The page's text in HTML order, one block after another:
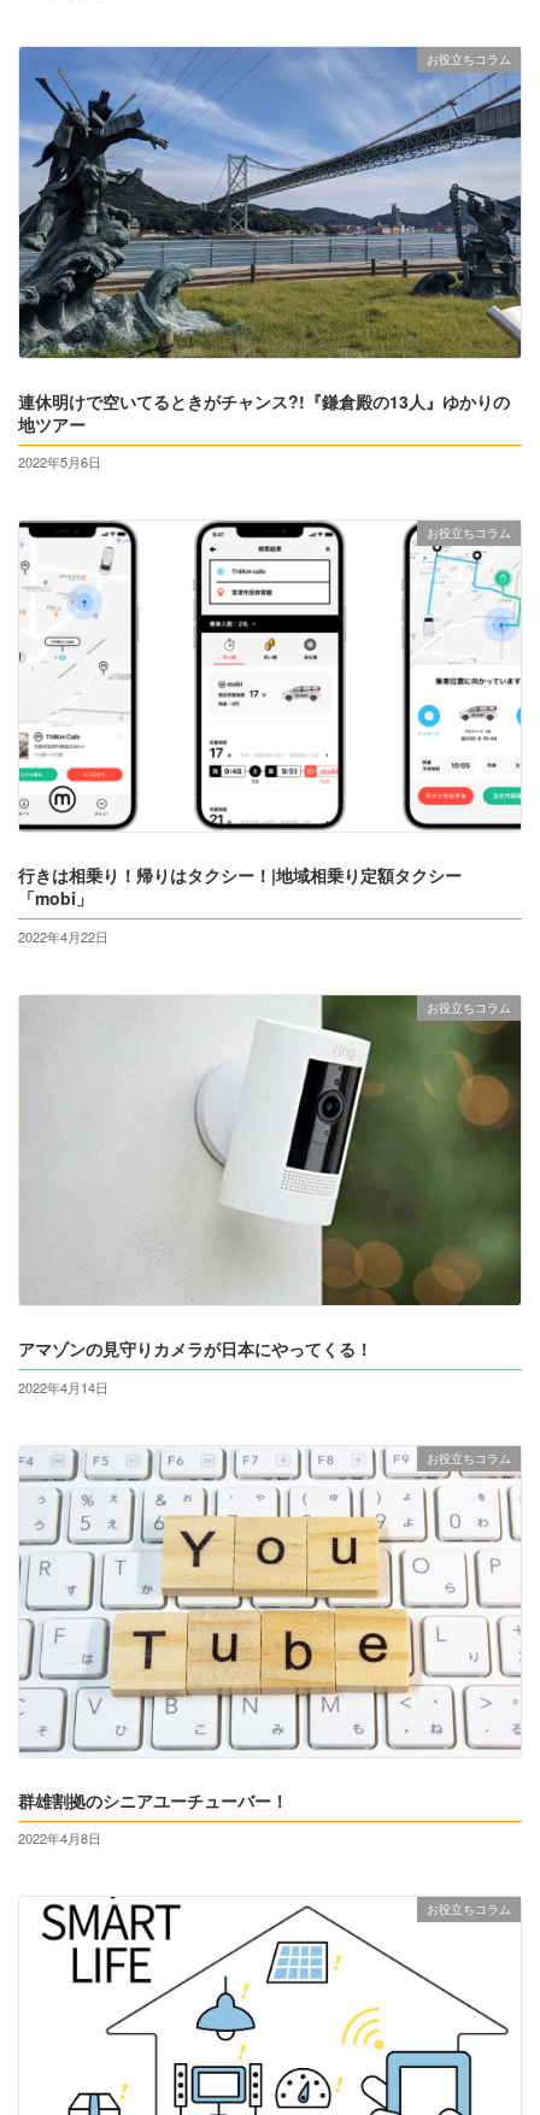
お役立ちコラム
連休明けで空いてるときがチャンス?!『鎌倉殿の13人』ゆかりの
地ツアー
2022年5月6日
お役立ちコラム
行きは相乗り！帰りはタクシー！|地域相乗り定額タクシー
「mobi」
2022年4月22日
お役立ちコラム
アマゾンの見守りカメラが日本にやってくる！
2022年4月14日
お役立ちコラム
群雄割拠のシニアユーチューバー！
2022年4月8日
お役立ちコラム